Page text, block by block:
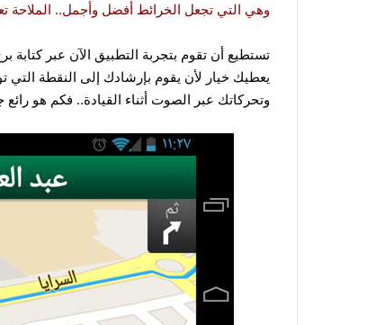
وهي التي تجعل الخرائط أفضل وأجمل.. الملاحة تعمل على
تستطيع أن تقوم بتجربة التطبيق الآن عبر كتابة
يعطيك خيار لأن يقوم بإرشادك إلى النقطة التي
وتحركاتك عبر الصوت أثناء القيادة.. فكم هو رائع